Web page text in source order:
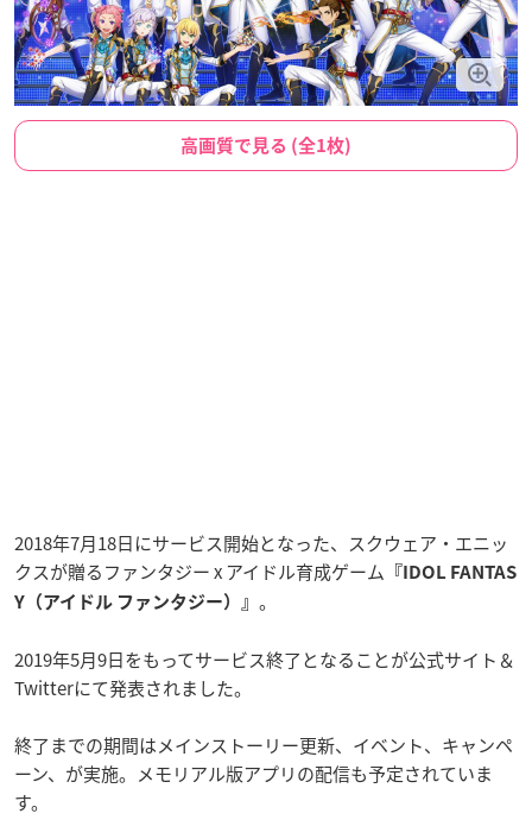
高画質で見る (全1枚)
2018年7月18日にサービス開始となった、スクウェア・エニッ
クスが贈るファンタジー x アイドル育成ゲーム 『IDOL FANTAS
Y（アイドル ファンタジー）』 。
2019年5月9日をもってサービス終了となることが公式サイト＆
Twitterにて発表されました。
終了までの期間はメインストーリー更新、イベント、キャンペ
ーン、が実施。メモリアル版アプリの配信も予定されていま
す。